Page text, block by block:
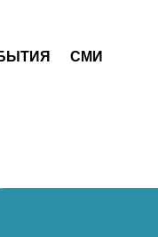
СМИ